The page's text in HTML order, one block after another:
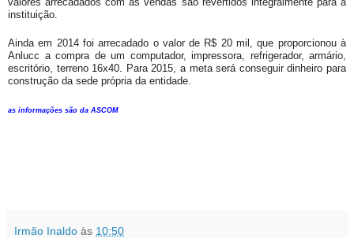
instituição.
Ainda em 2014 foi arrecadado o valor de R$ 20 mil, que proporcionou à
Anlucc a compra de um computador, impressora, refrigerador, armário,
escritório, terreno 16x40. Para 2015, a meta será conseguir dinheiro para
construção da sede própria da entidade.
as informações são da ASCOM
Irmão Inaldo às 10:50